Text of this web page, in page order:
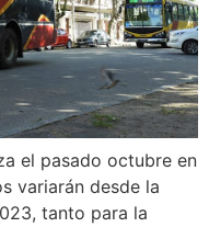
el pasado octubre en
variarán desde la
tanto para la